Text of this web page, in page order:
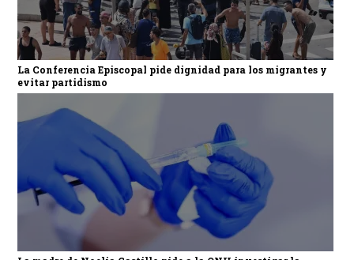
La Conferencia Episcopal pide dignidad para los migrantes y
evitar partidismo